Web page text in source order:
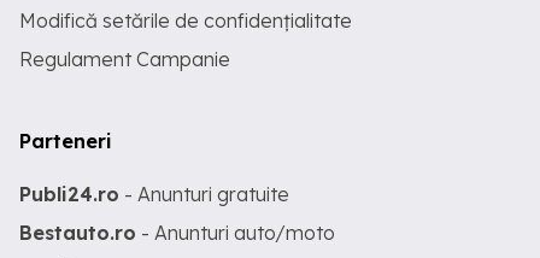
Modifică setările de confidențialitate
Regulament Campanie
Parteneri
Publi24.ro - Anunturi gratuite
Bestauto.ro - Anunturi auto/moto